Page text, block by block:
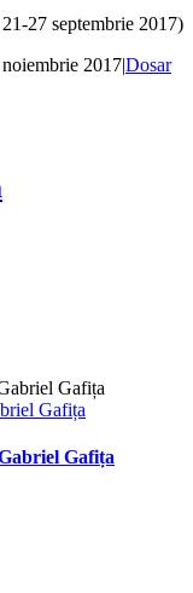
27 septembrie 2017)
2017|Dosar
Gafița
Gafița